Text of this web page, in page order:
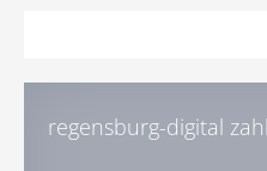
regensburg-digital